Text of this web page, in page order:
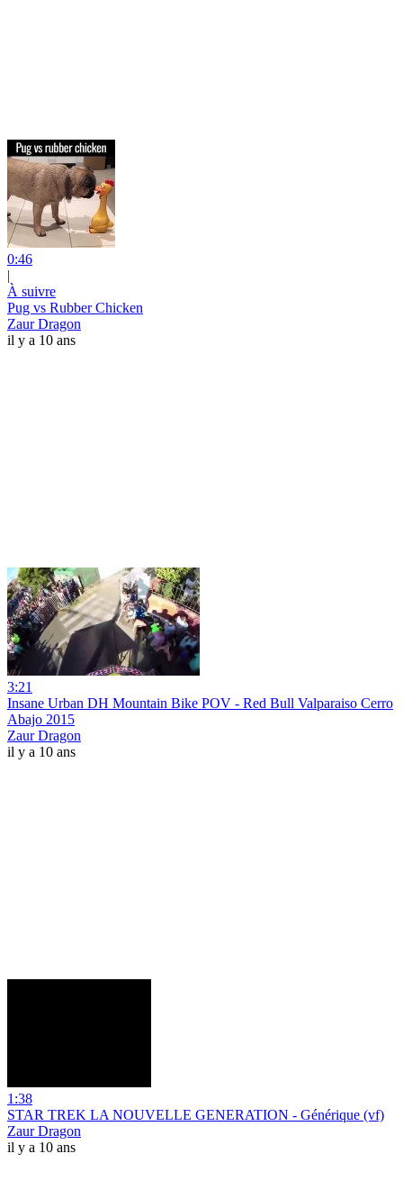
0:46
|
À suivre
Pug vs Rubber Chicken
Zaur Dragon
il y a 10 ans
3:21
Insane Urban DH Mountain Bike POV - Red Bull Valparaiso Cerro
Abajo 2015
Zaur Dragon
il y a 10 ans
1:38
STAR TREK LA NOUVELLE GENERATION - Générique (vf)
Zaur Dragon
il y a 10 ans